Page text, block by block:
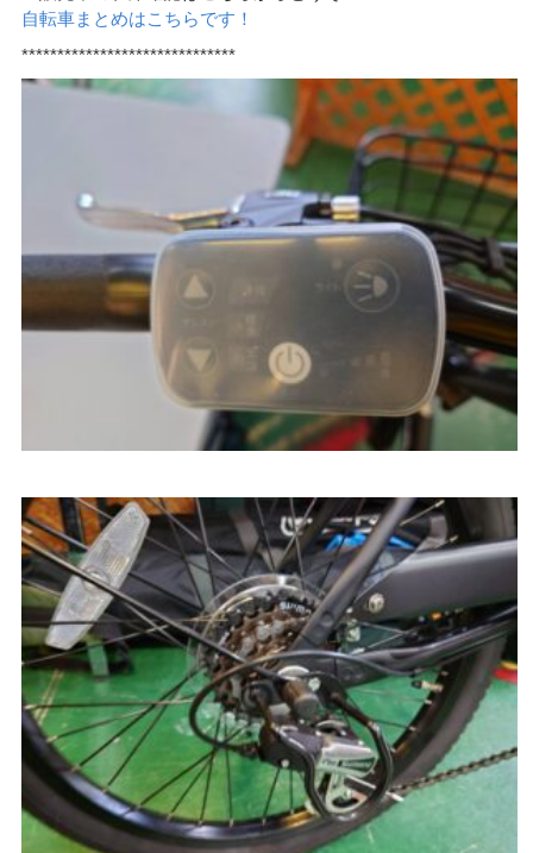
自転車まとめはこちらです！
******************************